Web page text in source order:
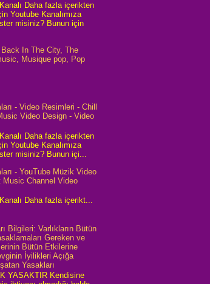
Daha fazla içerikten
Youtube Kanalımıza
misiniz? Bunun için
In The City, The
Musique pop, Pop
- Video Resimleri - Chill
Video Design - Video
Daha fazla içerikten
Youtube Kanalımıza
misiniz? Bunun içi...
- YouTube Müzik Video
Music Channel Video
Daha fazla içerikt...
Bilgileri: Varlıkların Bütün
Gereken ve
Bütün Etkilerine
İyilikleri Açığa
Yasakları
YASAKTIR Kendisine